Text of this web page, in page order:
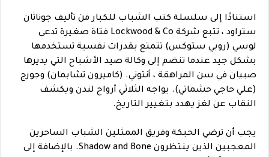
استنادًا إلى سلسلة كتب الشباب للكبار من تأليف جوناثان
ستراود ، تتبع شركة Lockwood & Co فتاة صغيرة تدعى
لوسي (روبي ستوكس) تتمتع بقدرات نفسية تستخدمها
بشكل جيد عندما تنضم إلى وكالة صيد الأشباح التي يديرها
صبيان في سن المراهقة ، أنتوني. (كاميرون تشابمان) وجورج
(علي حاجي حشماتي). يواجه الثلاثي أرواح لندن ويكشف
النقاب عن لغز يهدد بتغيير التاريخ.
يجب أن ترضي الحبكة وفريق الممثلين الشباب الساحرين
المعجبين الذين ينتظرون Shadow and Bone. بالإضافة إلى